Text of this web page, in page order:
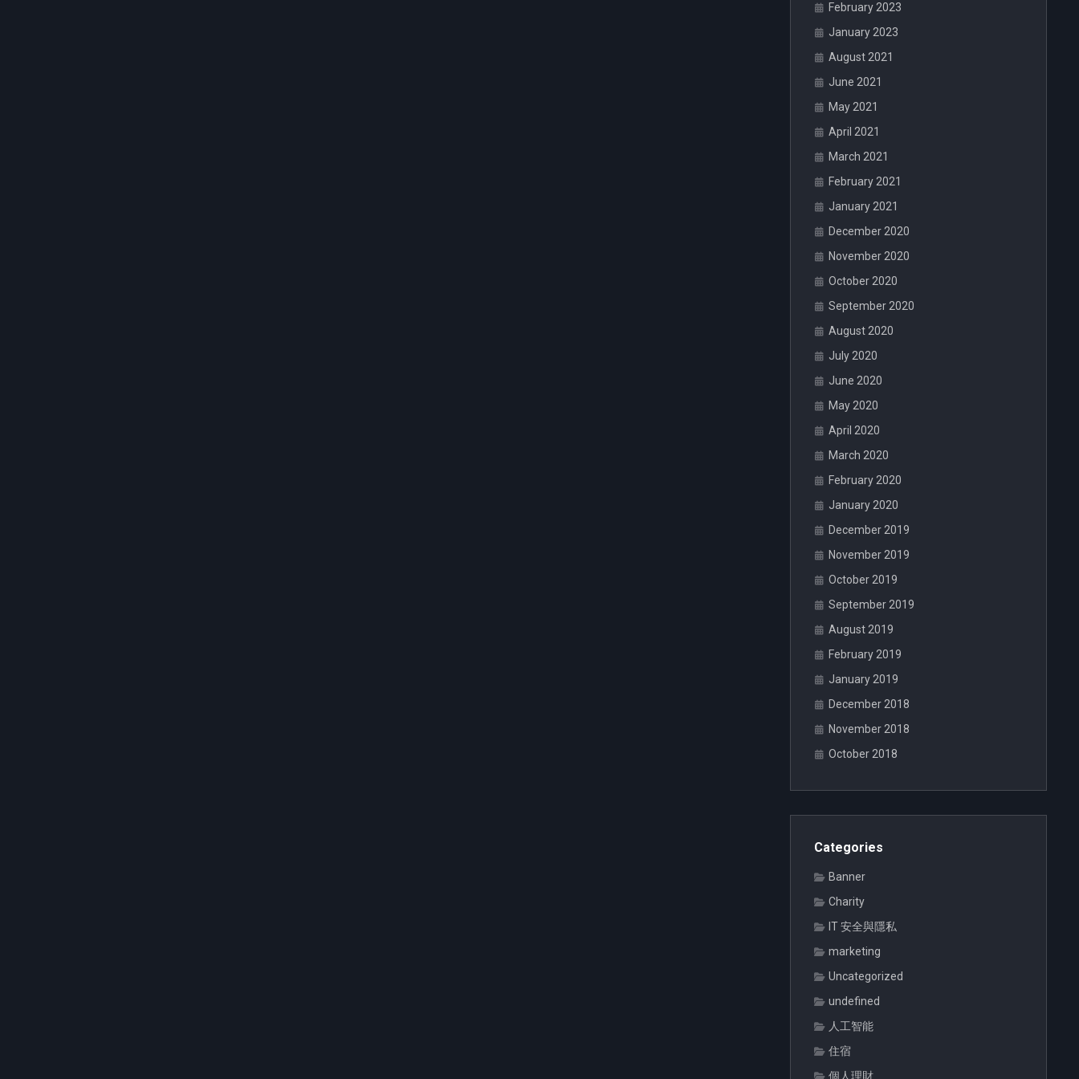
February 2023
January 2023
August 2021
June 2021
May 2021
April 2021
March 2021
February 2021
January 2021
December 2020
November 2020
October 2020
September 2020
August 2020
July 2020
June 2020
May 2020
April 2020
March 2020
February 2020
January 2020
December 2019
November 2019
October 2019
September 2019
August 2019
February 2019
January 2019
December 2018
November 2018
October 2018
Categories
Banner
Charity
IT 安全與隱私
marketing
Uncategorized
undefined
人工智能
住宿
個人理財